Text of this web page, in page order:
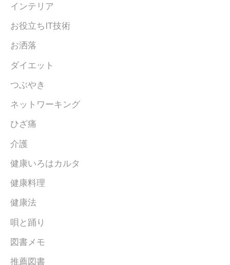
インテリア
お役立ちIT技術
お洒落
ダイエット
つぶやき
ネットワーキング
ひざ痛
介護
健康いろはカルタ
健康料理
健康法
唄と踊り
図書メモ
推薦図書